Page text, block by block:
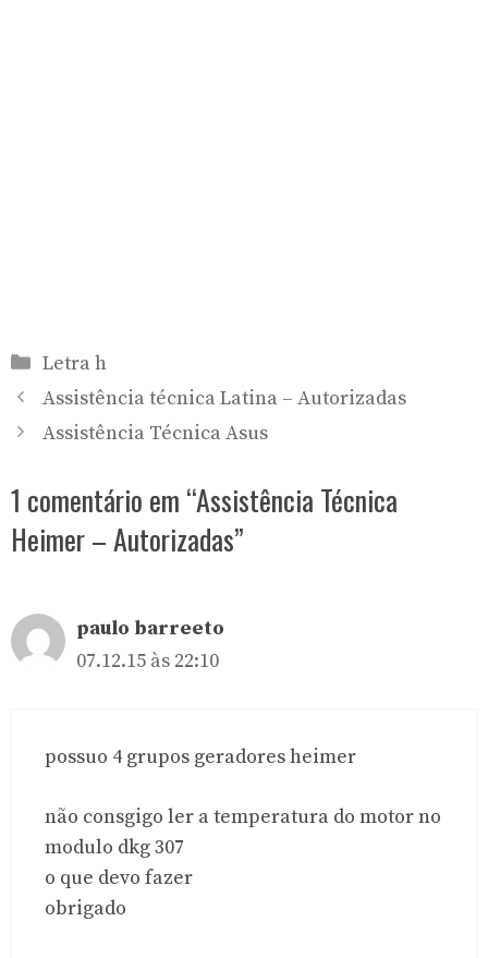
Categorias
Letra h
Assistência técnica Latina – Autorizadas
Assistência Técnica Asus
1 comentário em “Assistência Técnica
Heimer – Autorizadas”
paulo barreeto
07.12.15 às 22:10
possuo 4 grupos geradores heimer
não consgigo ler a temperatura do motor no
modulo dkg 307
o que devo fazer
obrigado